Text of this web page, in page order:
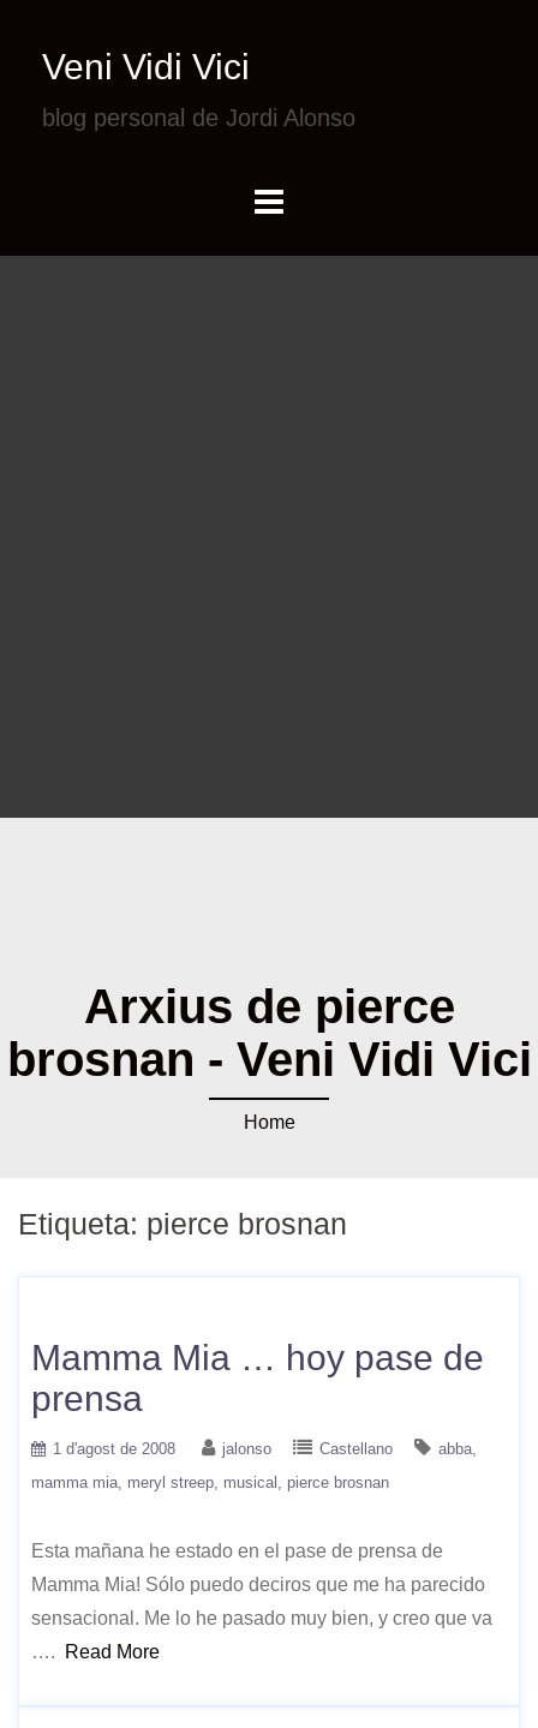
Veni Vidi Vici
blog personal de Jordi Alonso
Arxius de pierce
brosnan - Veni Vidi Vici
Home
Etiqueta: pierce brosnan
Mamma Mia … hoy pase de
prensa
1 d'agost de 2008 jalonso Castellano
abba
mamma mia meryl streep musical pierce brosnan
Esta mañana he estado en el pase de prensa de
Mamma Mia! Sólo puedo deciros que me ha parecido
sensacional. Me lo he pasado muy bien, y creo que va
….
Read More